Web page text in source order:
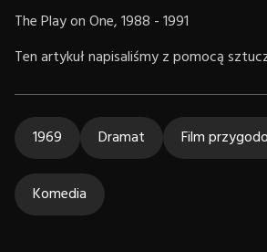
The Play on One, 1988 - 1991
Ten artykuł napisaliśmy z pomocą
1969 Dramat Film
Komedia